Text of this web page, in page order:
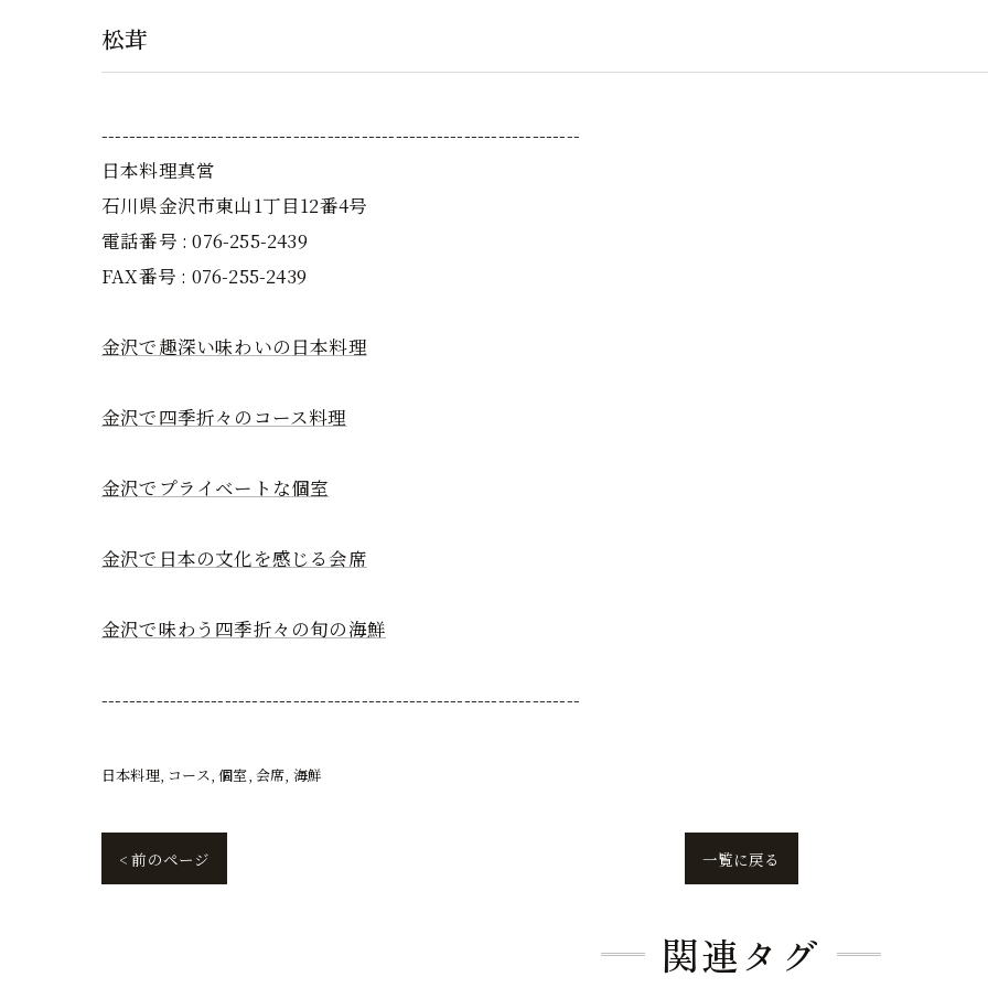
松茸
----------------------------------------------------------------------
日本料理真営
石川県金沢市東山1丁目12番4号
電話番号 : 076-255-2439
FAX番号 : 076-255-2439
金沢で趣深い味わいの日本料理
金沢で四季折々のコース料理
金沢でプライベートな個室
金沢で日本の文化を感じる会席
金沢で味わう四季折々の旬の海鮮
----------------------------------------------------------------------
日本料理 コース 個室 会席 海鮮
< 前のページ 一覧に戻る
関連タグ